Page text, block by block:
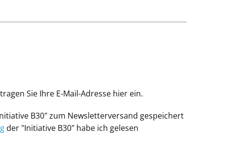
Sie Ihre E-Mail-Adresse hier ein.
B30" zum Newsletterversand gespeichert
der "Initiative B30" habe ich gelesen